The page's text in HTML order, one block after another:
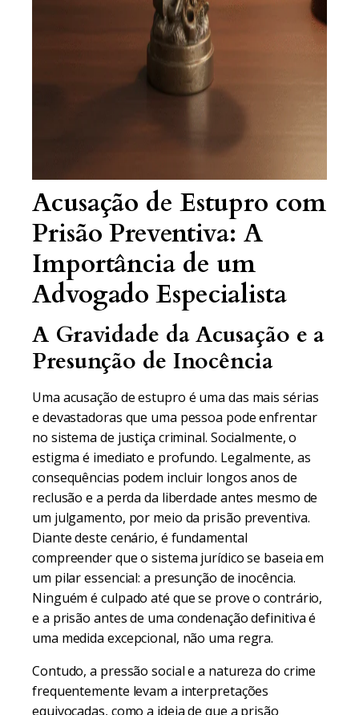
Acusação de Estupro com
Prisão Preventiva: A
Importância de um
Advogado Especialista
A Gravidade da Acusação e a
Presunção de Inocência
Uma acusação de estupro é uma das mais sérias
e devastadoras que uma pessoa pode enfrentar
no sistema de justiça criminal. Socialmente, o
estigma é imediato e profundo. Legalmente, as
consequências podem incluir longos anos de
reclusão e a perda da liberdade antes mesmo de
um julgamento, por meio da prisão preventiva.
Diante deste cenário, é fundamental
compreender que o sistema jurídico se baseia em
um pilar essencial: a presunção de inocência.
Ninguém é culpado até que se prove o contrário,
e a prisão antes de uma condenação definitiva é
uma medida excepcional, não uma regra.
Contudo, a pressão social e a natureza do crime
frequentemente levam a interpretações
equivocadas, como a ideia de que a prisão